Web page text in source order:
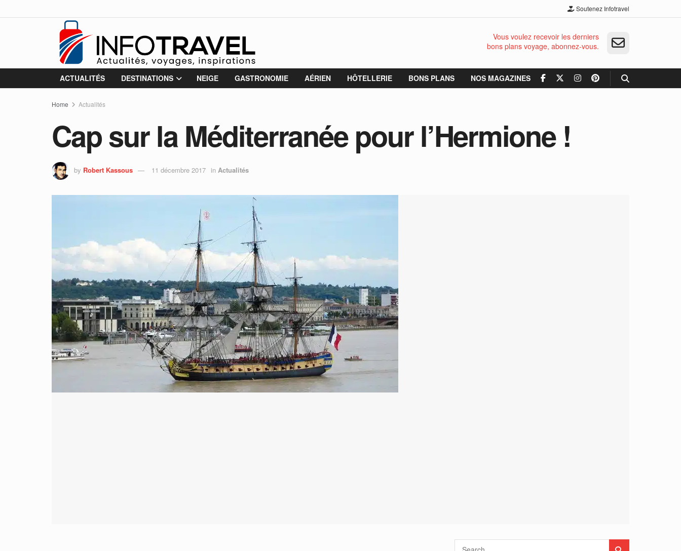
Soutenez Infotravel
Vous voulez recevoir les derniers
bons plans voyage, abonnez-vous.
ACTUALITÉS DESTINATIONS NEIGE GASTRONOMIE AÉRIEN HÔTELLERIE BONS PLANS NOS MAGAZINES
Home Actualités
Cap sur la Méditerranée pour l’Hermione !
by Robert Kassous 11 décembre 2017 in Actualités